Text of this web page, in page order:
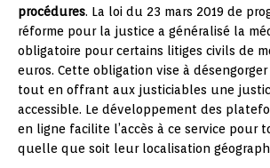
procédures. La loi du 23 mars 2019 de
réforme pour la justice a généralisé la
obligatoire pour certains litiges civils de
euros. Cette obligation vise à
tout en offrant aux justiciables une
accessible. Le développement des
en ligne facilite l’accès à ce service pour
quelle que soit leur localisation